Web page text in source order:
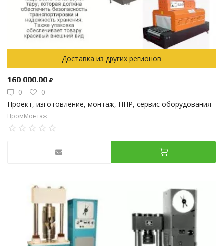
Доставка из других регионов
160 000.00 ₽
0
0
Проект, изготовление, монтаж, ПНР, сервис оборудования
ПромМонтаж